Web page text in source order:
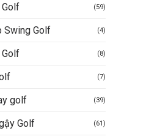
(59)
Swing Golf (4)
(8)
(7)
golf (39)
Golf (61)